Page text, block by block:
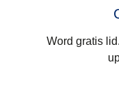
Word gratis